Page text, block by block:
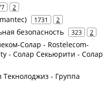
2
1731 2
безопасность 323 2
Солар - Rostelecom-
- Солар Секьюрити - Солар
- Группа